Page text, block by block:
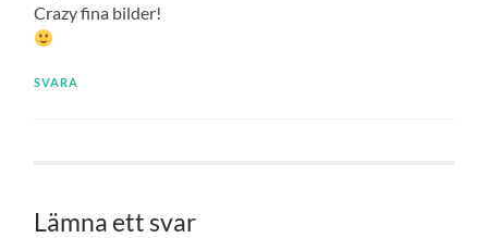
Crazy fina bilder!
SVARA
Lämna ett svar